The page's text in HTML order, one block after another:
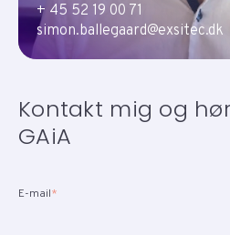
+ 45 52 19 00 71
simon.ballegaard@exsitec.dk
Kontakt mig og
GAiA
E-mail*